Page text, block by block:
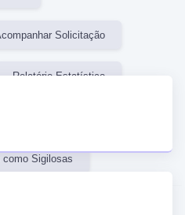
Solicitação
Relatório Estatístico
Sigilosas
Sigilosas
ao cidadão |